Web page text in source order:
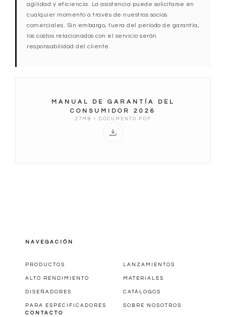
agilidad y eficiencia. La asistencia puede solicitarse en
cualquier momento a través de nuestros socios
comerciales. Sin embargo, fuera del período de garantía,
los costos relacionados con el servicio serán
responsabilidad del cliente.
MANUAL DE GARANTÍA DEL
CONSUMIDOR 2026
27MB • DOCUMENTO PDF
NAVEGACIÓN
PRODUCTOS LANZAMIENTOS
ALTO RENDIMIENTO MATERIALES
DISEÑADORES CATÁLOGOS
PARA ESPECIFICADORES
SOBRE NOSOTROS
CONTACTO